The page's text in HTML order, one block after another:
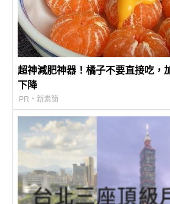
超神減肥神器！橘子不要直接吃，
下降
PR・新素簡